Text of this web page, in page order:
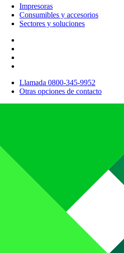
Impresoras
Consumibles y accesorios
Sectores y soluciones
Llamada 0800-345-9952
Otras opciones de contacto